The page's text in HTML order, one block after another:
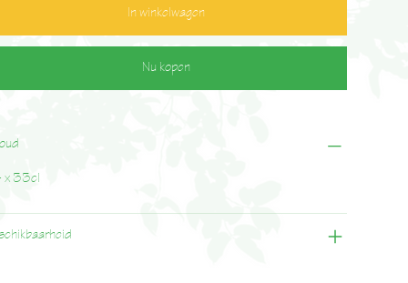
In winkelwagen
Nu kopen
x 33cl